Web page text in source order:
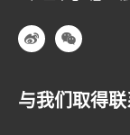
与我们取得